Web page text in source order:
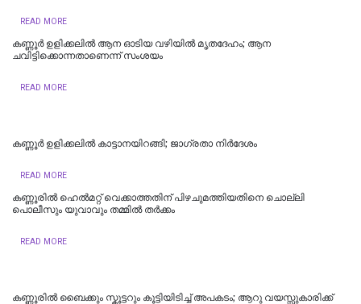
READ MORE
കണ്ണൂർ ഉളിക്കലിൽ ആന ഓടിയ വഴിയിൽ മൃതദേഹം; ആന
ചവിട്ടിക്കൊന്നതാണെന്ന് സംശയം
READ MORE
കണ്ണൂര്‍ ഉളിക്കലില്‍ കാട്ടാനയിറങ്ങി; ജാഗ്രതാ നിര്‍ദേശം
READ MORE
കണ്ണൂരില്‍ ഹെല്‍മറ്റ് വെക്കാത്തതിന് പിഴചുമത്തിയതിനെ ചൊല്ലി
പൊലീസും യുവാവും തമ്മില്‍ തര്‍ക്കം
READ MORE
കണ്ണൂരില്‍ ബൈക്കും സ്കൂട്ടറും കൂട്ടിയിടിച്ച് അപകടം; ആറു വയസ്സുകാരിക്ക്